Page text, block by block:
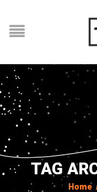
TAG
Home